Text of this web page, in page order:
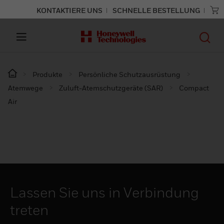
KONTAKTIERE UNS SCHNELLE BESTELLUNG
Produkte
Persönliche Schutzausrüstung
Atemwege
Zuluft-Atemschutzgeräte (SAR)
Compact
Air
Lassen Sie uns in Verbindung
treten